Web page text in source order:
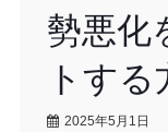
勢悪化
トする
2025年5月1日